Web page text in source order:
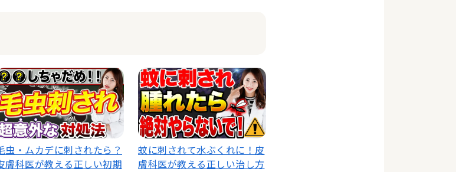
虫・ムカデに刺されたら？
膚科医が教える正しい初期
蚊に刺されて水ぶくれに！皮
膚科医が教える正しい治し方